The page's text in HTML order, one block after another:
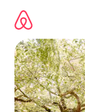
contenido